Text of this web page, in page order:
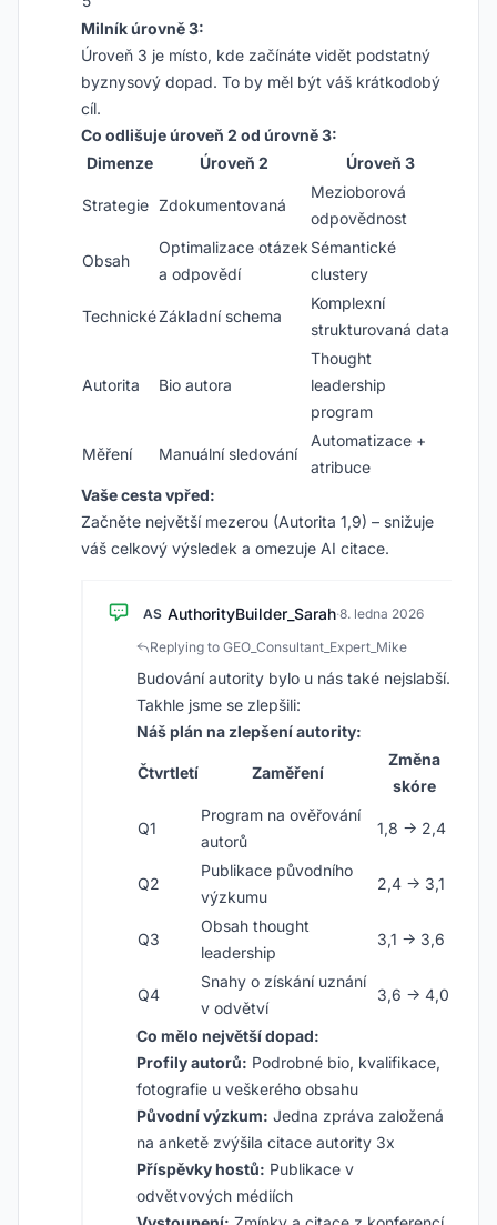
Milník úrovně 3:
Úroveň 3 je místo, kde začínáte vidět podstatný
byznysový dopad. To by měl být váš krátkodobý
cíl.
Co odlišuje úroveň 2 od úrovně 3:
Dimenze
Úroveň 2 Úroveň 3
Strategie Zdokumentovaná
Mezioborová
odpovědnost
Obsah
Optimalizace otázek
a odpovědí
Sémantické
clustery
TechnickéZákladní schema
Komplexní
strukturovaná data
Autorita Bio autora
Thought
leadership
program
Měření Manuální sledování
Automatizace +
atribuce
Vaše cesta vpřed:
Začněte největší mezerou (Autorita 1,9) – snižuje
váš celkový výsledek a omezuje AI citace.
AS AuthorityBuilder_Sarah·8. ledna 2026
Replying to GEO_Consultant_Expert_Mike
Budování autority bylo u nás také nejslabší.
Takhle jsme se zlepšili:
Náš plán na zlepšení autority:
Čtvrtletí Zaměření
Změna
skóre
Q1
Program na ověřování
autorů
1,8 → 2,4
Q2
Publikace původního
výzkumu
2,4 → 3,1
Q3
Obsah thought
leadership
3,1 → 3,6
Q4
Snahy o získání uznání
v odvětví
3,6 → 4,0
Co mělo největší dopad:
Profily autorů: Podrobné bio, kvalifikace,
fotografie u veškerého obsahu
Původní výzkum: Jedna zpráva založená
na anketě zvýšila citace autority 3x
Příspěvky hostů: Publikace v
odvětvových médiích